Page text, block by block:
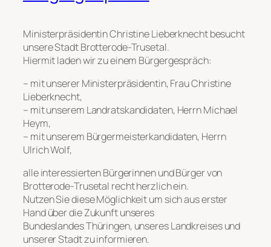
Ministerpräsidentin Christine Lieberknecht besucht
unsere Stadt Brotterode-Trusetal.
Hiermit laden wir zu einem Bürgergespräch:
– mit unserer Ministerpräsidentin, Frau Christine
Lieberknecht,
– mit unserem Landratskandidaten, Herrn Michael
Heym,
– mit unserem Bürgermeisterkandidaten, Herrn
Ulrich Wolf,
alle interessierten Bürgerinnen und Bürger von
Brotterode-Trusetal recht herzlich ein.
Nutzen Sie diese Möglichkeit um sich aus erster
Hand über die Zukunft unseres
Bundeslandes Thüringen, unseres Landkreises und
unserer Stadt zu informieren.